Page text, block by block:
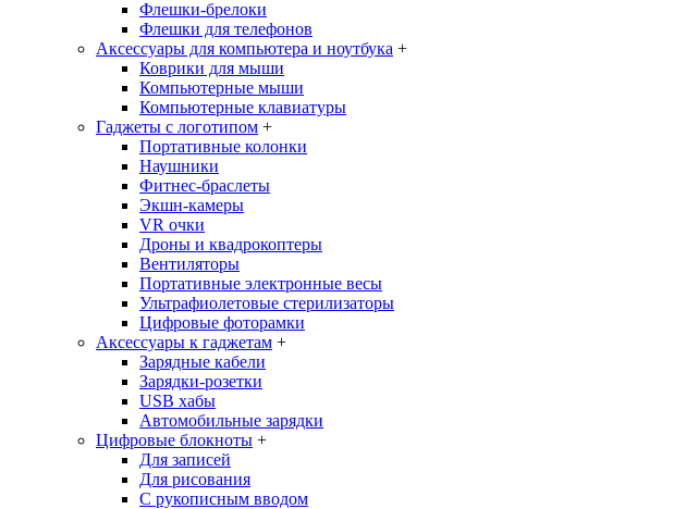
Флешки-брелоки
Флешки для телефонов
Аксессуары для компьютера и ноутбука +
Коврики для мыши
Компьютерные мыши
Компьютерные клавиатуры
Гаджеты с логотипом +
Портативные колонки
Наушники
Фитнес-браслеты
Экшн-камеры
VR очки
Дроны и квадрокоптеры
Вентиляторы
Портативные электронные весы
Ультрафиолетовые стерилизаторы
Цифровые фоторамки
Аксессуары к гаджетам +
Зарядные кабели
Зарядки-розетки
USB хабы
Автомобильные зарядки
Цифровые блокноты +
Для записей
Для рисования
С рукописным вводом